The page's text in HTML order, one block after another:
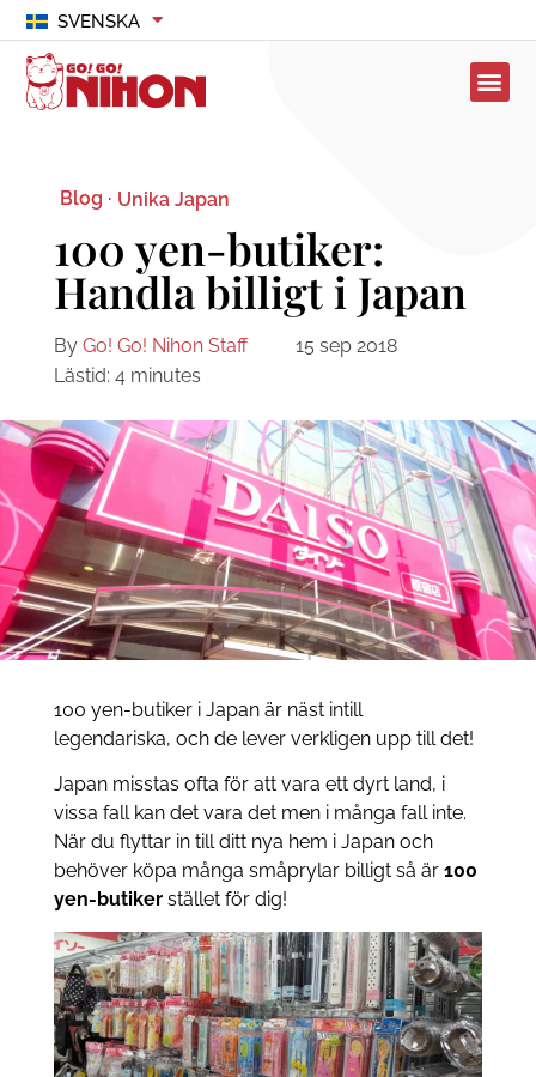
SVENSKA
Blog · Unika Japan
100 yen-butiker:
Handla billigt i Japan
By Go! Go! Nihon Staff
15 sep 2018
Lästid: 4 minutes
100 yen-butiker i Japan är näst intill
legendariska, och de lever verkligen upp till det!
Japan misstas ofta för att vara ett dyrt land, i
vissa fall kan det vara det men i många fall inte.
När du flyttar in till ditt nya hem i Japan och
behöver köpa många småprylar billigt så är 100
yen-butikerstället för dig!